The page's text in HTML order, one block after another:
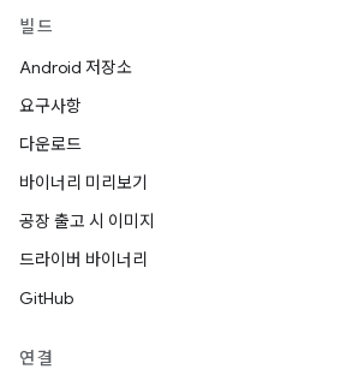
빌드
Android 저장소
요구사항
다운로드
바이너리 미리보기
공장 출고 시 이미지
드라이버 바이너리
GitHub
연결